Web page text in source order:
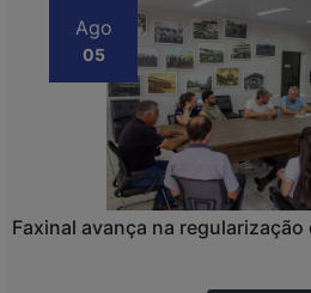
Ago
05
Faxinal avança na regularização